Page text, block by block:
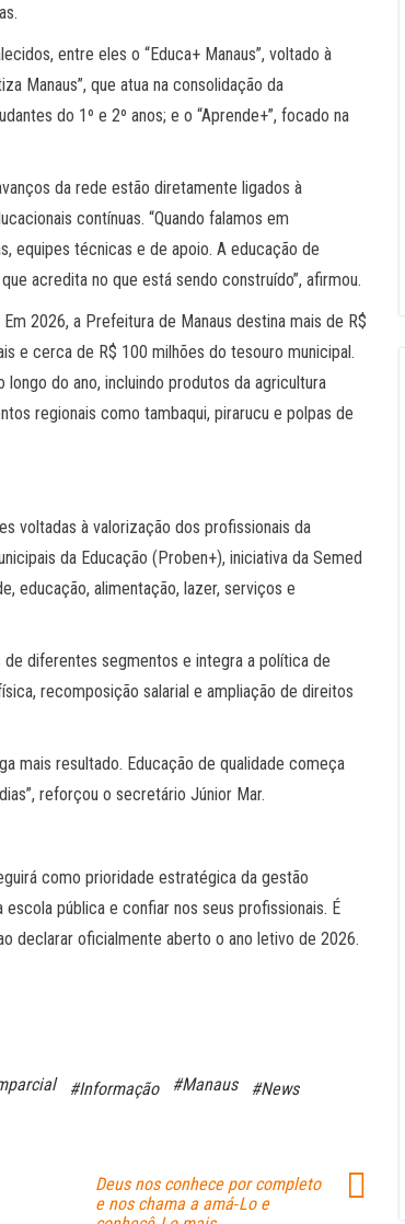
entre eles o “Educa+ Manaus”, voltado à
Manaus”, que atua na consolidação da
do 1º e 2º anos; e o “Aprende+”, focado na
da rede estão diretamente ligados à
contínuas. “Quando falamos em
equipes técnicas e de apoio. A educação de
acredita no que está sendo construído”, afirmou.
2026, a Prefeitura de Manaus destina mais de R$
e cerca de R$ 100 milhões do tesouro municipal.
do ano, incluindo produtos da agricultura
regionais como tambaqui, pirarucu e polpas de
voltadas à valorização dos profissionais da
da Educação (Proben+), iniciativa da Semed
educação, alimentação, lazer, serviços e
diferentes segmentos e integra a política de
recomposição salarial e ampliação de direitos
mais resultado. Educação de qualidade começa
reforçou o secretário Júnior Mar.
como prioridade estratégica da gestão
pública e confiar nos seus profissionais. É
declarar oficialmente aberto o ano letivo de 2026.
#Informação #Manaus
#News
Deus nos conhece por completo
e nos chama a amá‑Lo e